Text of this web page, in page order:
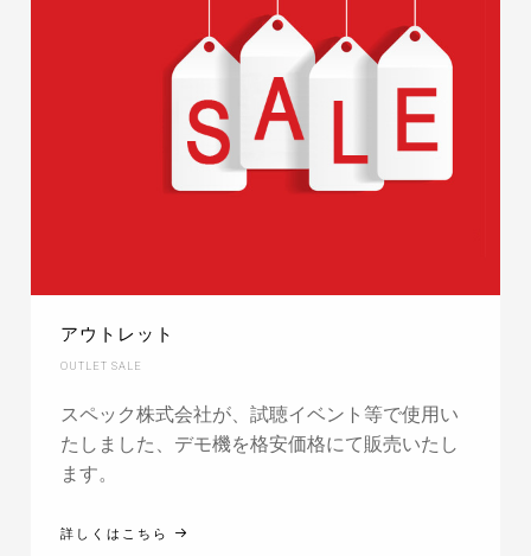
アウトレット
OUTLET SALE
スペック株式会社が、試聴イベント等で使用い
たしました、デモ機を格安価格にて販売いたし
ます。
詳しくはこちら